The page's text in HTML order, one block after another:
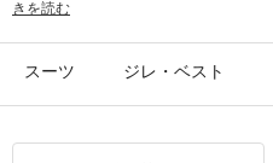
きを読む
スーツ ジレ・ベスト